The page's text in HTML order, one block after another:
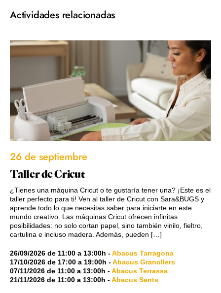
Actividades relacionadas
26 de septiembre
Taller de Cricut
¿Tienes una máquina Cricut o te gustaría tener una? ¡Este es el
taller perfecto para ti! Ven al taller de Cricut con Sara&BUGS y
aprende todo lo que necesitas saber para iniciarte en este
mundo creativo. Las máquinas Cricut ofrecen infinitas
posibilidades: no solo cortan papel, sino también vinilo, fieltro,
cartulina e incluso madera. Además, pueden […]
26/09/2026 de 11:00 a 13:00h -Abacus Tarragona
17/10/2026 de 17:00 a 19:00h -Abacus Granollers
07/11/2026 de 11:00 a 13:00h -Abacus Terrassa
21/11/2026 de 11:00 a 13:00h -Abacus Sants